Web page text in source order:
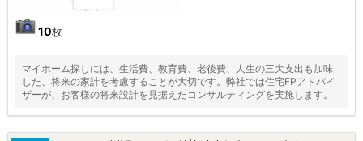
10枚
マイホーム探しには、生活費、教育費、老後費、人生の三大支出も加味
した、将来の家計を考慮することが大切です。弊社では住宅FPアドバイ
ザーが、お客様の将来設計を見据えたコンサルティングを実施します。